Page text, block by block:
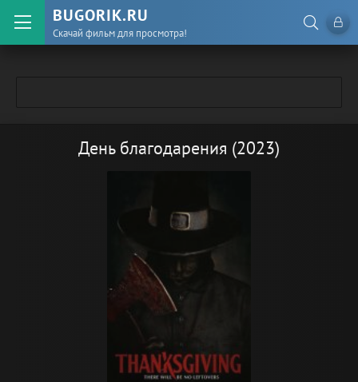
BUGORIK.RU
Скачай фильм для просмотра!
День благодарения (2023)